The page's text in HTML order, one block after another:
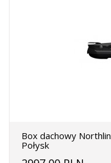
Box dachowy
Połysk